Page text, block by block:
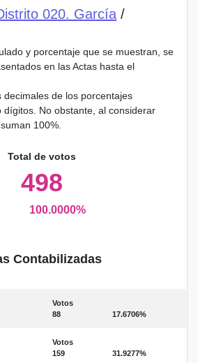
020. García /
y porcentaje que se muestran, se
en las Actas hasta el
decimales de los porcentajes
dígitos. No obstante, al considerar
100%.
Total de votos
498
100.0000%
Contabilizadas
Votos
88
17.6706%
Votos
159
31.9277%